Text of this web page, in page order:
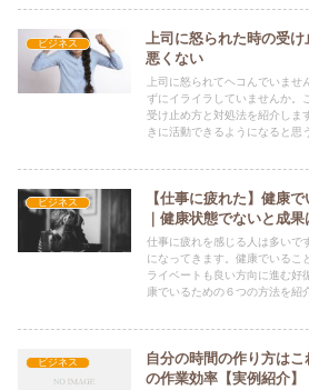
ビジネス
上司に怒られた時の受
悪くない
上司に怒られてヘコんでいま
ずにイライラしていませんか。
受け止め方と対処法を紹介しま
きに活動できるようになると思
ビジネス
【仕事に疲れた】健康
｜健康状態でないと成
仕事に疲れを感じる人は多いで
になってきます。健康でいるこ
ライベートも良い方向に進む好
康でいるための６つの方法を紹
ビジネス
自分の時間の作り方は
の作業効率【実例紹介】